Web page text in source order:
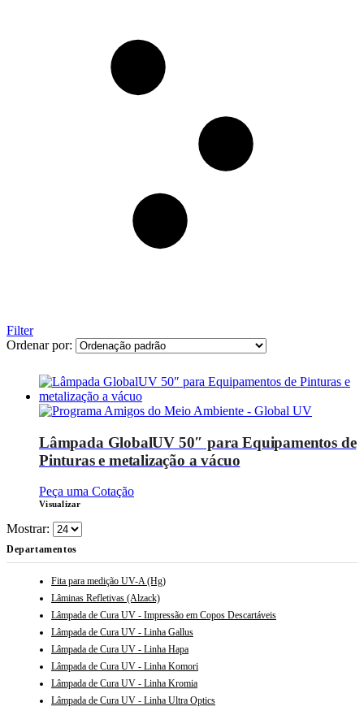
Filter
Ordenar por:
Lâmpada GlobalUV 50″ para Equipamentos de
Pinturas e metalização a vácuo
Peça uma Cotação
Visualizar
Mostrar:
Departamentos
Fita para medição UV-A (Hg)
Lâminas Refletivas (Alzack)
Lâmpada de Cura UV - Impressão em Copos Descartáveis
Lâmpada de Cura UV - Linha Gallus
Lâmpada de Cura UV - Linha Hapa
Lâmpada de Cura UV - Linha Komori
Lâmpada de Cura UV - Linha Kromia
Lâmpada de Cura UV - Linha Ultra Optics